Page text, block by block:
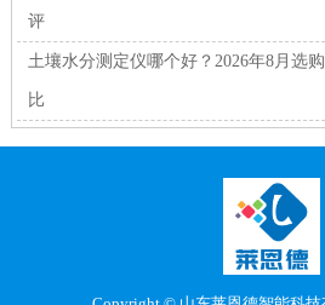
评
土壤水分测定仪哪个好？2026年8月选
比